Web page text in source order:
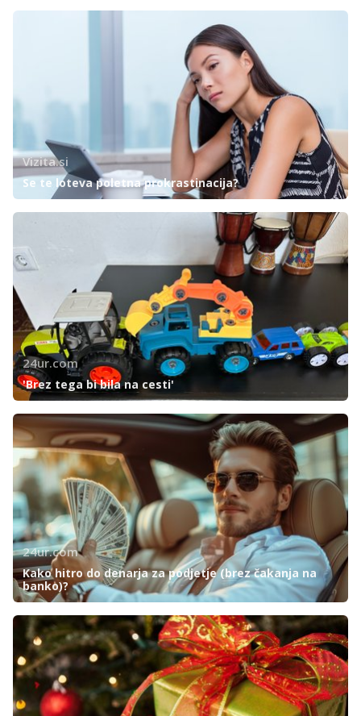
Vizita.si
Se te loteva poletna prokrastinacija?
24ur.com
'Brez tega bi bila na cesti'
24ur.com
Kako hitro do denarja za podjetje (brez čakanja na
banko)?